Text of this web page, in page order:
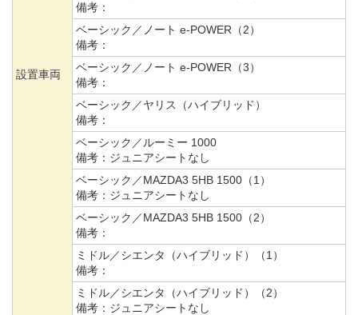
設置車両
備考：
ベーシック／ノート e-POWER（2）
備考：
ベーシック／ノート e-POWER（3）
備考：
ベーシック／ヤリス（ハイブリッド）
備考：
ベーシック／ルーミー 1000
備考： ジュニアシートなし
ベーシック／MAZDA3 5HB 1500（1）
備考： ジュニアシートなし
ベーシック／MAZDA3 5HB 1500（2）
備考：
ミドル／シエンタ（ハイブリッド）（1）
備考：
ミドル／シエンタ（ハイブリッド）（2）
備考： ジュニアシートなし